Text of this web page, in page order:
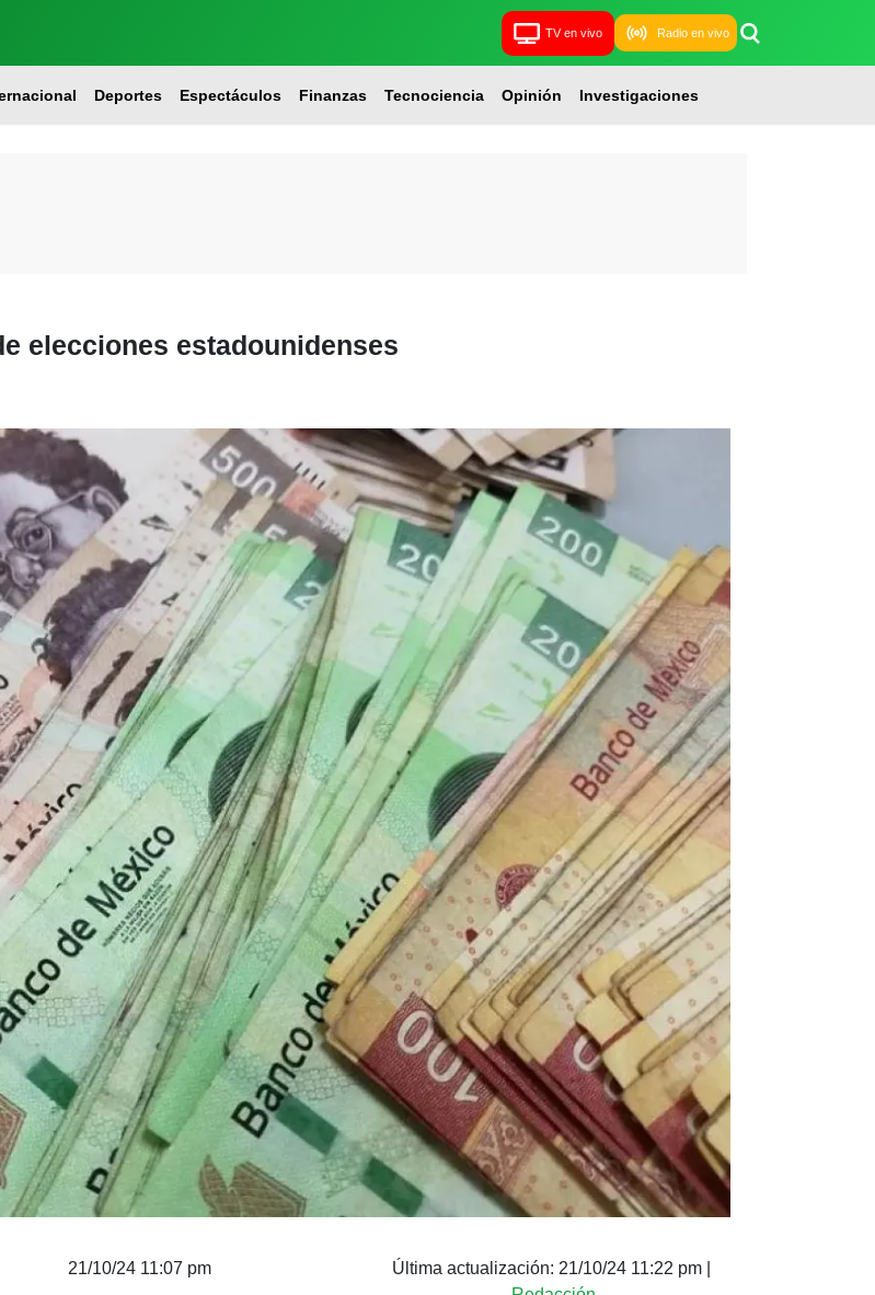
TV en vivo Radio en vivo
Deportes Espectáculos Finanzas Tecnociencia Opinión Investigaciones
elecciones estadounidenses
21/10/24 11:07 pm Última actualización: 21/10/24 11:22 pm|